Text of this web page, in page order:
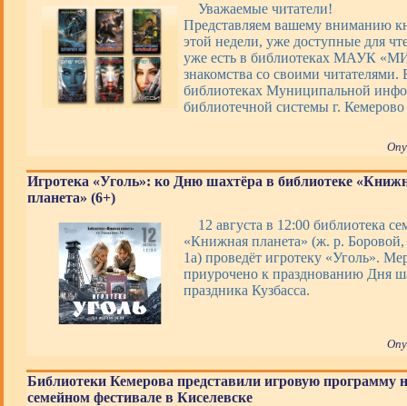
Уважаемые читатели!
Представляем вашему вниманию
этой недели, уже доступные для
уже есть в библиотеках МАУК
знакомства со своими читателями.
библиотеках Муниципальной
библиотечной системы г. Кемерово
Игротека «Уголь»: ко Дню шахтёра в библиотеке
планета» (6+)
12 августа в 12:00 библиотека
«Книжная планета» (ж. р. Боровой,
1а) проведёт игротеку «Уголь».
приурочено к празднованию Дня
праздника Кузбасса.
Библиотеки Кемерова представили игровую программу
семейном фестивале в Киселевске